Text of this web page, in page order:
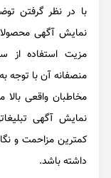
با در نظر گرفتن
نمایش آگهی
مزیت استفاده از
منصفانه آن با توجه
مخاطبان واقعی
نمایش آگهی
کمترین مزاحمت و
داشته باشد.